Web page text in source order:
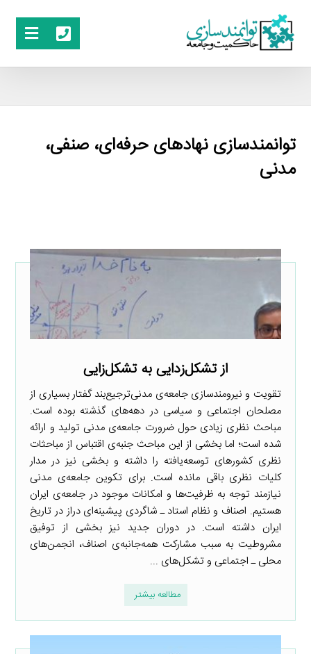
توانمندسازی نهادهای حرفه‌ای، صنفی،
مدنی
از تشکل‌زدایی به تشکل‌زایی
تقویت و نیرومندسازی جامعه‌ی مدنی‌ترجیع‌بند گفتار بسیاری از
مصلحان اجتماعی و سیاسی در دهه‌های گذشته بوده است.
مباحث نظری زیادی حول ضرورت جامعه‌ی مدنی تولید و ارائه
شده است؛ اما بخشی از این مباحث جنبه‌ی اقتباس از مباحثات
نظری کشورهای توسعه‌یافته را داشته و بخشی نیز در مدار
کلیات نظری باقی مانده است. برای تکوین جامعه‌ی مدنی
نیازمند توجه به ظرفیت‌ها و امکانات موجود در جامعه‌ی ایران
هستیم. اصناف و نظام استاد ـ شاگردی پیشینه‌ای دراز در تاریخ
ایران داشته است. در دوران جدید نیز بخشی از توفیق
مشروطیت به سبب مشارکت همه‌جانبه‌ی اصناف، انجمن‌های
محلی ـ اجتماعی و تشکل‌های ...
مطالعه بیشتر